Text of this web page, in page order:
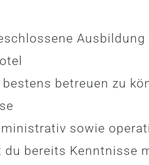
bestens betreuen zu
sowie
bereits Kenntnisse